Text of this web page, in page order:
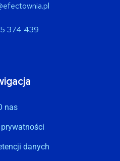
374 439
nas
danych